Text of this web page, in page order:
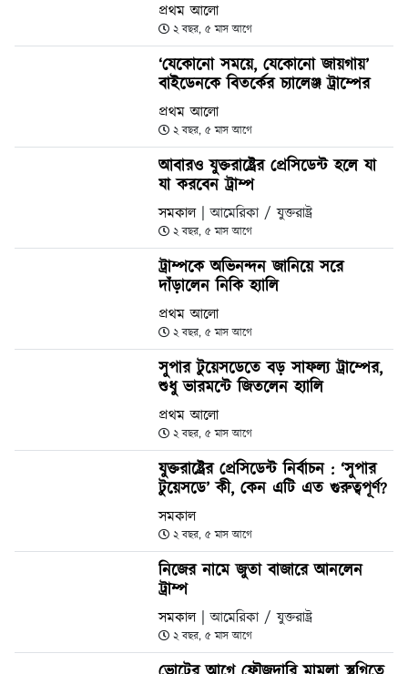
প্রথম আলো
২ বছর, ৫ মাস আগে
‘যেকোনো সময়ে, যেকোনো জায়গায়’
বাইডেনকে বিতর্কের চ্যালেঞ্জ ট্রাম্পের
প্রথম আলো
২ বছর, ৫ মাস আগে
আবারও যুক্তরাষ্ট্রের প্রেসিডেন্ট হলে যা
যা করবেন ট্রাম্প
সমকাল | আমেরিকা / যুক্তরাষ্ট্র
২ বছর, ৫ মাস আগে
ট্রাম্পকে অভিনন্দন জানিয়ে সরে
দাঁড়ালেন নিকি হ্যালি
প্রথম আলো
২ বছর, ৫ মাস আগে
সুপার টুয়েসডেতে বড় সাফল্য ট্রাম্পের,
শুধু ভারমন্টে জিতলেন হ্যালি
প্রথম আলো
২ বছর, ৫ মাস আগে
যুক্তরাষ্ট্রের প্রেসিডেন্ট নির্বাচন : ‘সুপার
টুয়েসডে’ কী, কেন এটি এত গুরুত্বপূর্ণ?
সমকাল
২ বছর, ৫ মাস আগে
নিজের নামে জুতা বাজারে আনলেন
ট্রাম্প
সমকাল | আমেরিকা / যুক্তরাষ্ট্র
২ বছর, ৫ মাস আগে